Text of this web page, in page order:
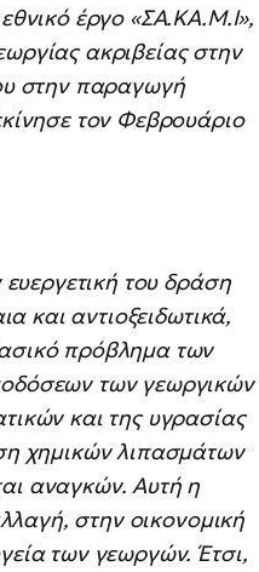
έργο «ΣΑ.ΚΑ.Μ.Ι»,
ακριβείας στην
στην παραγωγή
τον Φεβρουάριο
του δράση
και αντιοξειδωτικά,
πρόβλημα των
των γεωργικών
και της υγρασίας
χημικών λιπασμάτων
αναγκών. Αυτή η
στην οικονομική
των γεωργών. Έτσι,